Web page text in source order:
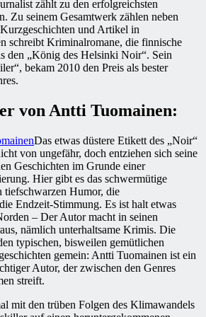
zählt zu den erfolgreichsten
Zu seinem Gesamtwerk zählen neben
und Artikel in
schreibt Kriminalromane, die finnische
den „König des Helsinki Noir“. Sein
bekam 2010 den Preis als bester
von Antti Tuomainen:
Das etwas düstere Etikett des „Noir“
von ungefähr, doch entziehen sich seine
Geschichten im Grunde einer
Hier gibt es das schwermütige
tiefschwarzen Humor, die
Endzeit-Stimmung. Es ist halt etwas
– Der Autor macht in seinen
nämlich unterhaltsame Krimis. Die
typischen, bisweilen gemütlichen
gemein: Antti Tuomainen ist ein
Autor, der zwischen den Genres
streift.
mit den trüben Folgen des Klimawandels